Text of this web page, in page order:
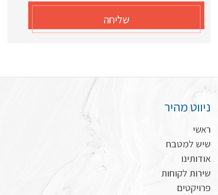
שליחה
ניווט מהיר
ראשי
שיש למטבח
אודותינו
שירות לקוחות
פרויקטים